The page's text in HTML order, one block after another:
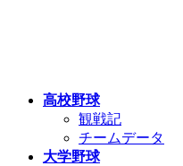
高校野球
観戦記
チームデータ
大学野球